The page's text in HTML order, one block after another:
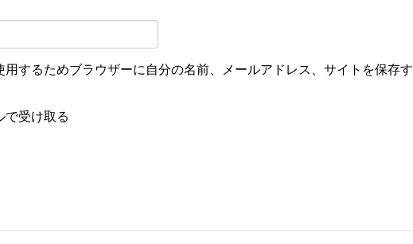
用するためブラウザーに自分の名前、メールアドレス、サイトを保存す
で受け取る